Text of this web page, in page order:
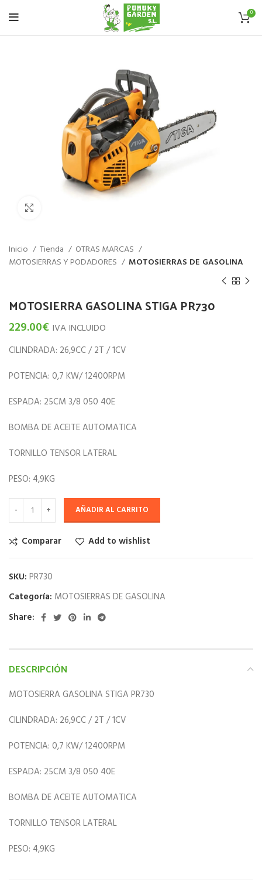
0
Inicio Tienda
OTRAS MARCAS
MOTOSIERRAS Y PODADORES
MOTOSIERRAS DE GASOLINA
MOTOSIERRA GASOLINA STIGA PR730
229.00€ IVA INCLUIDO
CILINDRADA: 26,9CC / 2T / 1CV
POTENCIA: 0,7 KW/ 12400RPM
ESPADA: 25CM 3/8 050 40E
BOMBA DE ACEITE AUTOMATICA
TORNILLO TENSOR LATERAL
PESO: 4,9KG
AÑADIR AL CARRITO
Comparar Add to wishlist
SKU: PR730
Categoría: MOTOSIERRAS DE GASOLINA
Share:
DESCRIPCIÓN
MOTOSIERRA GASOLINA STIGA PR730
CILINDRADA: 26,9CC / 2T / 1CV
POTENCIA: 0,7 KW/ 12400RPM
ESPADA: 25CM 3/8 050 40E
BOMBA DE ACEITE AUTOMATICA
TORNILLO TENSOR LATERAL
PESO: 4,9KG